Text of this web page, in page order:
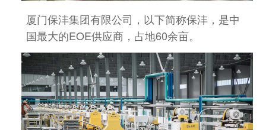
厦门保沣集团有限公司，以下简称保沣，是中
国最大的EOE供应商， 占地60余亩。